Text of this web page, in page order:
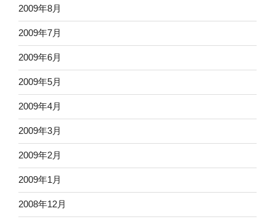
2009年8月
2009年7月
2009年6月
2009年5月
2009年4月
2009年3月
2009年2月
2009年1月
2008年12月